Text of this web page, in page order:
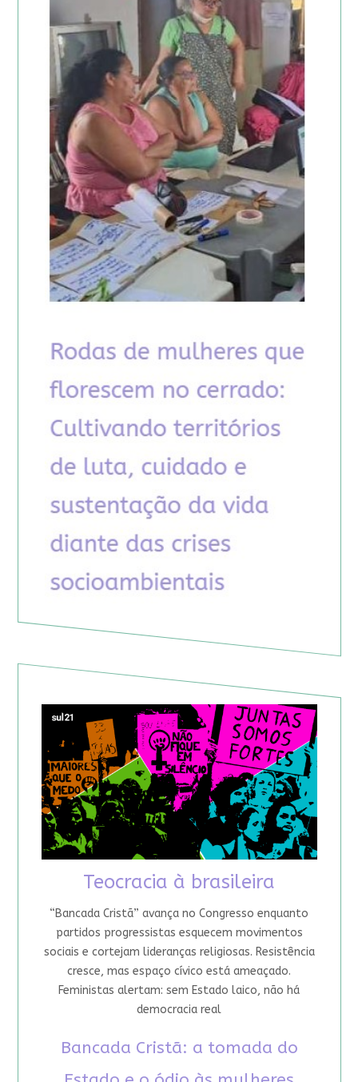
Teocracia à brasileira
“Bancada Cristã” avança no Congresso enquanto
partidos progressistas esquecem movimentos
sociais e cortejam lideranças religiosas. Resistência
cresce, mas espaço cívico está ameaçado.
Feministas alertam: sem Estado laico, não há
democracia real
Bancada Cristã: a tomada do